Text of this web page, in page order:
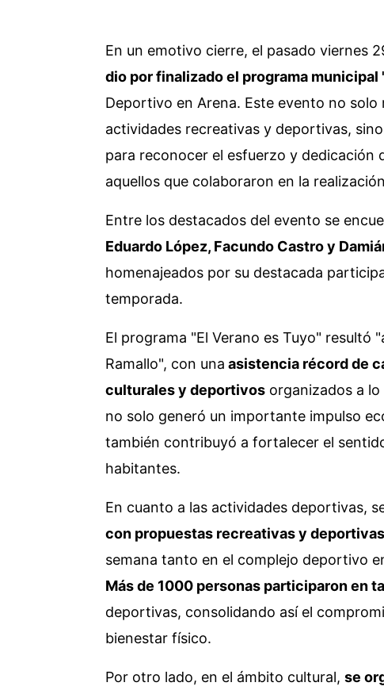
En un emotivo cierre, el pasado viernes
dio por finalizado el programa municipal
Deportivo en Arena. Este evento no
actividades recreativas y deportivas,
para reconocer el esfuerzo y dedicación
aquellos que colaboraron en la
Entre los destacados del evento se
Eduardo López, Facundo Castro y
homenajeados por su destacada
temporada.
El programa "El Verano es Tuyo"
Ramallo", con una asistencia récord de
culturales y deportivos organizados a
no solo generó un importante impulso
también contribuyó a fortalecer el
habitantes.
En cuanto a las actividades deportivas,
con propuestas recreativas y deportivas
semana tanto en el complejo deportivo
Más de 1000 personas participaron en
deportivas, consolidando así el
bienestar físico.
Por otro lado, en el ámbito cultural, se